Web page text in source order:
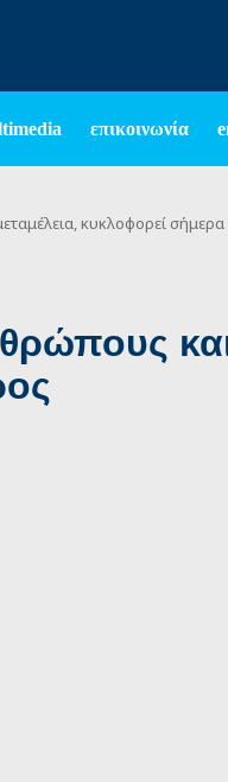
επικοινωνία
κυκλοφορεί σήμερα
και